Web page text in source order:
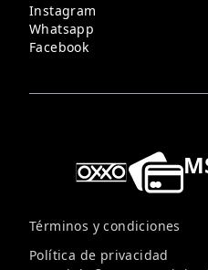
Instagram
Whatsapp
Facebook
Términos y condiciones
Política de privacidad